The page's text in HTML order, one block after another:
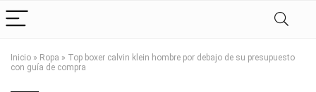
Inicio » Ropa » Top boxer calvin klein hombre por debajo de su presupuesto
con guía de compra